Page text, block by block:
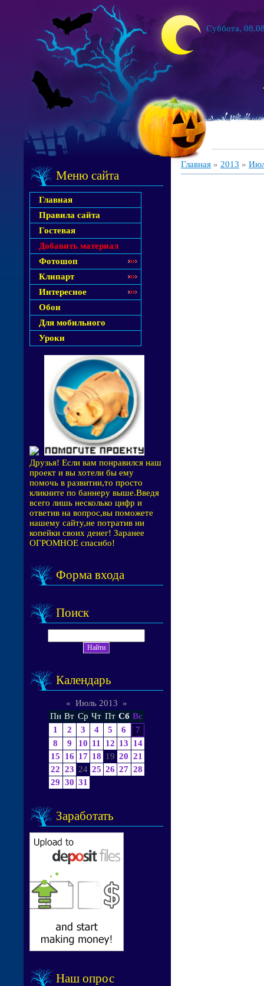
Суббота,
Меню сайта
Главная
Правила сайта
Гостевая
Добавить материал
Фотошоп
Клипарт
Интересное
Обои
Для мобильного
Уроки
Друзья! Если вам понравился наш
проект и вы хотели бы ему
помочь в развитии,то просто
кликните по баннеру выше.Введя
всего лишь несколько цифр и
ответив на вопрос,вы поможете
нашему сайту,не потратив ни
копейки своих денег! Заранее
ОГРОМНОЕ спасибо!
Форма входа
Поиск
Календарь
« Июль 2013
»
Пн Вт Ср Чт Пт Сб Вс
1
2 3 4 5 6
7
8
9 10 11 12 13
14
15
16 17 18 19 20 21
22 23 24 25 26 27 28
29 30 31
Заработать
Наш опрос
Главная » 2013 »